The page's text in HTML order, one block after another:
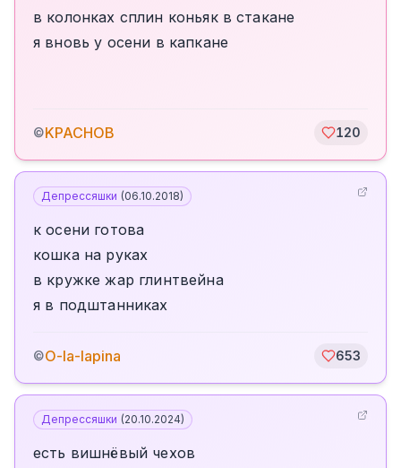
в колонках сплин коньяк в стакане
я вновь у осени в капкане
©KPACHOB 120
Депрессяшки (06.10.2018)
к осени готова
кошка на руках
в кружке жар глинтвейна
я в подштанниках
©O-la-lapina 653
Депрессяшки (20.10.2024)
есть вишнёвый чехов